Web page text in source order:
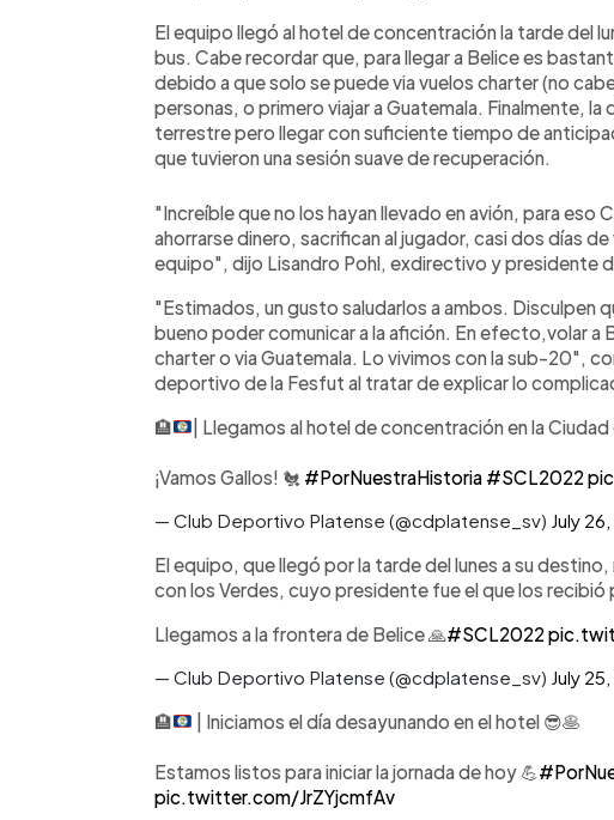
El equipo llegó al hotel de concentración la tarde del
bus. Cabe recordar que, para llegar a Belice es
debido a que solo se puede via vuelos charter (no
personas, o primero viajar a Guatemala. Finalmente,
terrestre pero llegar con suficiente tiempo de
que tuvieron una sesión suave de recuperación.
"Increíble que no los hayan llevado en avión, para
ahorrarse dinero, sacrifican al jugador, casi dos días
equipo", dijo Lisandro Pohl, exdirectivo y presidente
"Estimados, un gusto saludarlos a ambos. Disculpen
bueno poder comunicar a la afición. En efecto,volar a
charter o via Guatemala. Lo vivimos con la sub-20",
deportivo de la Fesfut al tratar de explicar lo
🏨
| Llegamos al hotel de concentración en la Ciudad
¡Vamos Gallos! 🐔 #PorNuestraHistoria #SCL2022
— Club Deportivo Platense (@cdplatense_sv) July
El equipo, que llegó por la tarde del lunes a su
con los Verdes, cuyo presidente fue el que los recibió
Llegamos a la frontera de Belice 🙏#SCL2022
— Club Deportivo Platense (@cdplatense_sv) July
🏨
| Iniciamos el día desayunando en el hotel 😎🥞
Estamos listos para iniciar la jornada de hoy 💪
pic.twitter.com/JrZYjcmfAv